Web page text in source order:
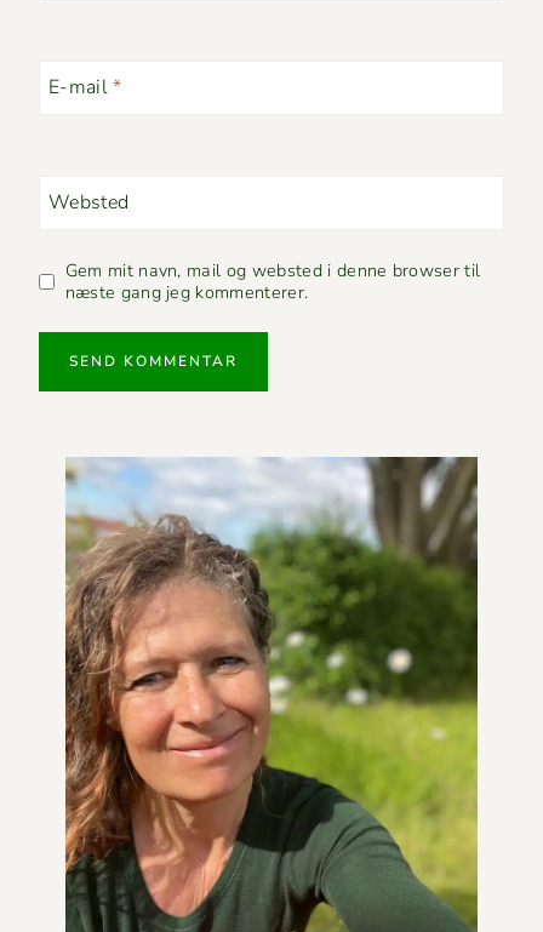
E-mail*
Websted
Gem mit navn, mail og websted i denne browser til
næste gang jeg kommenterer.